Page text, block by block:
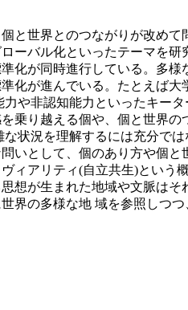
世界とのつながりが改め
バル化といったテーマを
が同時進行している。多
が進んでいる。たとえば
や非認知能力といったキー
り越える個や、個と世界
状況を理解するには充分で
として、個のあり方や個
アリティ(自立共生)という
が生まれた地域や文脈は
の多様な地 域を参照しつ